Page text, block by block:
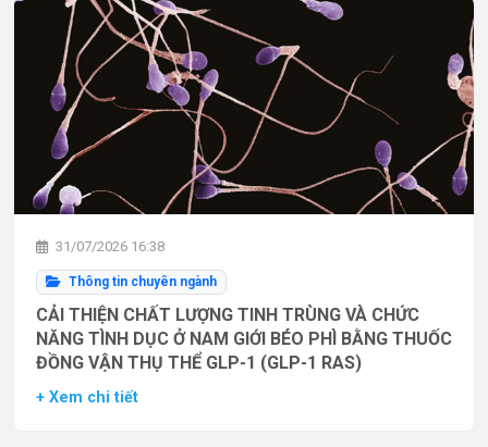
31/07/2026 16:38
Thông tin chuyên ngành
CẢI THIỆN CHẤT LƯỢNG TINH TRÙNG VÀ CHỨC
NĂNG TÌNH DỤC Ở NAM GIỚI BÉO PHÌ BẰNG THUỐC
ĐỒNG VẬN THỤ THỂ GLP-1 (GLP-1 RAS)
+ Xem chi tiết